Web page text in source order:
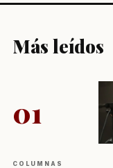
Más leídos
01
COLUMNAS